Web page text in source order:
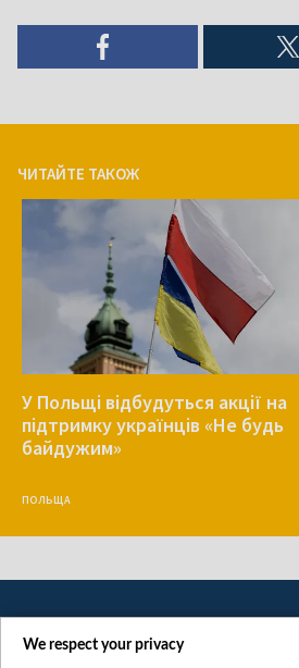
ЧИТАЙТЕ ТАКОЖ
У Польщі відбудуться акції на
підтримку українців «Не будь
байдужим»
ПОЛЬЩА
We respect your privacy